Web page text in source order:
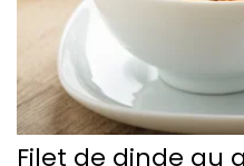
Filet de dinde au